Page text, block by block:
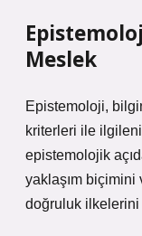
Meslek
Epistemoloji,
kriterleri ile
epistemolojik
yaklaşım biçimini
doğruluk ilkelerini